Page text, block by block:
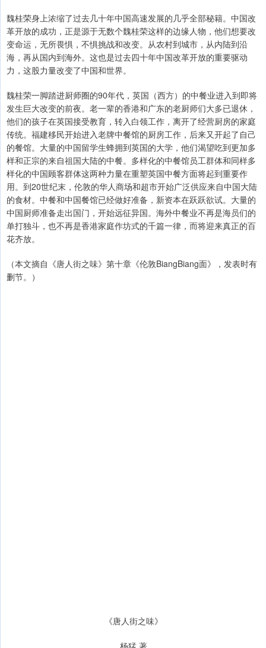
魏桂荣身上浓缩了过去几十年中国高速发展的几乎全部秘籍。中国改
革开放的成功，正是源于无数个魏桂荣这样的边缘人物，他们想要改
变命运，无所畏惧，不惧挑战和改变。从农村到城市，从内陆到沿
海，再从国内到海外。这也是过去四十年中国改革开放的重要驱动
力，这股力量改变了中国和世界。
魏桂荣一脚踏进厨师圈的90年代，英国（西方）的中餐业进入到即将
发生巨大改变的前夜。老一辈的香港和广东的老厨师们大多已退休，
他们的孩子在英国接受教育，转入白领工作，离开了经营厨房的家庭
传统。福建移民开始进入老牌中餐馆的厨房工作，后来又开起了自己
的餐馆。大量的中国留学生蜂拥到英国的大学，他们渴望吃到更加多
样和正宗的来自祖国大陆的中餐。多样化的中餐馆员工群体和同样多
样化的中国顾客群体这两种力量在重塑英国中餐方面将起到重要作
用。到20世纪末，伦敦的华人商场和超市开始广泛供应来自中国大陆
的食材。中餐和中国餐馆已经做好准备，新资本在跃跃欲试。大量的
中国厨师准备走出国门，开始远征异国。海外中餐业不再是海员们的
单打独斗，也不再是香港家庭作坊式的千篇一律，而将迎来真正的百
花齐放。
（本文摘自《唐人街之味》第十章《伦敦BiangBiang面》，发表时有
删节。）
《唐人街之味》